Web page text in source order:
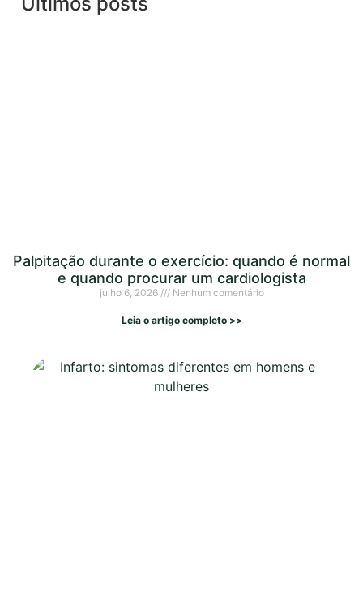
Palpitação durante o exercício: quando é normal
e quando procurar um cardiologista
julho 6, 2026 Nenhum comentário
Leia o artigo completo >>